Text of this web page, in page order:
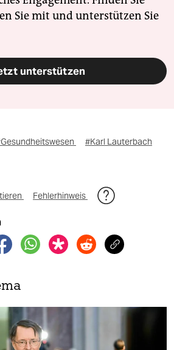
Sie mit und unterstützen Sie
unterstützen
#Karl Lauterbach
Fehlerhinweis